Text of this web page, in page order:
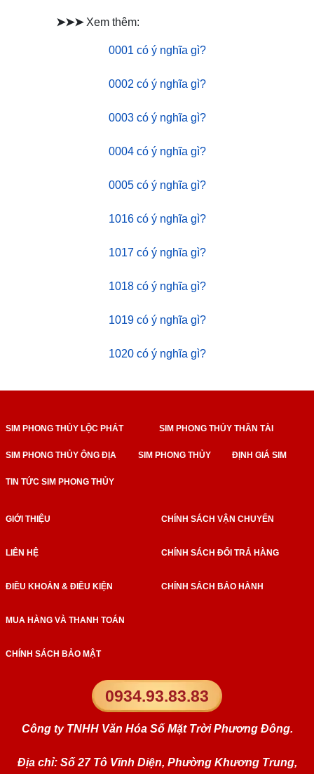
➤➤➤ Xem thêm:
0001 có ý nghĩa gì?
0002 có ý nghĩa gì?
0003 có ý nghĩa gì?
0004 có ý nghĩa gì?
0005 có ý nghĩa gì?
1016 có ý nghĩa gì?
1017 có ý nghĩa gì?
1018 có ý nghĩa gì?
1019 có ý nghĩa gì?
1020 có ý nghĩa gì?
SIM PHONG THỦY LỘC PHÁT SIM PHONG THỦY THẦN TÀI
SIM PHONG THỦY ÔNG ĐỊA SIM PHONG THỦY ĐỊNH GIÁ SIM
TIN TỨC SIM PHONG THỦY
0934.93.83.83
Công ty TNHH Văn Hóa Số Mặt Trời Phương Đông.
Địa chỉ: Số 27 Tô Vĩnh Diện, Phường Khương Trung,
GIỚI THIỆU
LIÊN HỆ
ĐIỀU KHOẢN & ĐIỀU KIỆN
MUA HÀNG VÀ THANH TOÁN
CHÍNH SÁCH BẢO MẬT
CHÍNH SÁCH VẬN CHUYỂN
CHÍNH SÁCH ĐỔI TRẢ HÀNG
CHÍNH SÁCH BẢO HÀNH